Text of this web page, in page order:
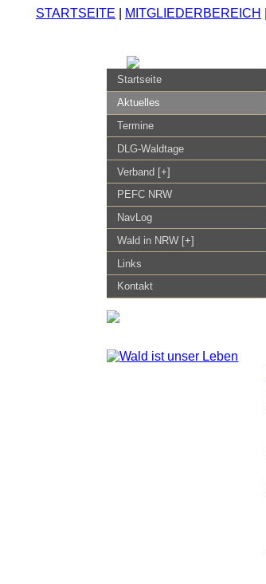
STARTSEITE MITGLIEDERBEREICH
Startseite
Aktuelles
Termine
DLG-Waldtage
Verband [+]
PEFC NRW
NavLog
Wald in NRW [+]
Links
Kontakt